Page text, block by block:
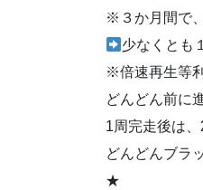
※３か月間で
少なくとも
※倍速再生等
どんどん前に
1周完走後は
どんどんブラ
★